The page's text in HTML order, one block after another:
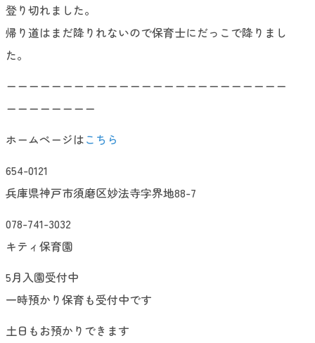
登り切れました。
帰り道はまだ降りれないので保育士にだっこで降りまし
た。
ーーーーーーーーーーーーーーーーーーーーーーーーー
ーーーーーーーー
ホームページはこちら
654-0121
兵庫県神戸市須磨区妙法寺字界地88-7
078-741-3032
キティ保育園
5月入園受付中
一時預かり保育も受付中です
土日もお預かりできます